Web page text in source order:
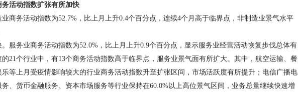
活动指数扩张有所加快
业商务活动指数为52.7%，比上月上升0.4个百分点，连续4个月高于临界点，非制造业景气水平
服务业商务活动指数为52.0%，比上月上升0.9个百分点，显示服务业经营活动恢复步伐总体有
21个行业中，有13个商务活动指数高于临界点，服务业景气面有所扩大。其中，航空运输、餐
等上月受疫情影响较大的行业商务活动指数升至扩张区间，市场活跃度有所提升；电信广播电
、货币金融服务、资本市场服务等行业保持在60.0%以上高位景气区间，业务总量继续快速增